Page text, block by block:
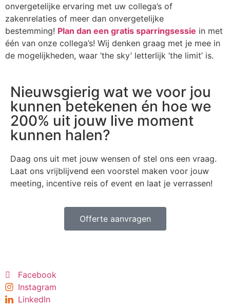
onvergetelijke ervaring met uw collega’s of
zakenrelaties of meer dan onvergetelijke
bestemming! Plan dan een gratis sparringsessie in met
één van onze collega’s! Wij denken graag met je mee in
de mogelijkheden, waar ’the sky’ letterlijk ’the limit’ is.
Nieuwsgierig wat we voor jou
kunnen betekenen én hoe we
200% uit jouw live moment
kunnen halen?
Daag ons uit met jouw wensen of stel ons een vraag.
Laat ons vrijblijvend een voorstel maken voor jouw
meeting, incentive reis of event en laat je verrassen!
Offerte aanvragen
Facebook
Instagram
LinkedIn